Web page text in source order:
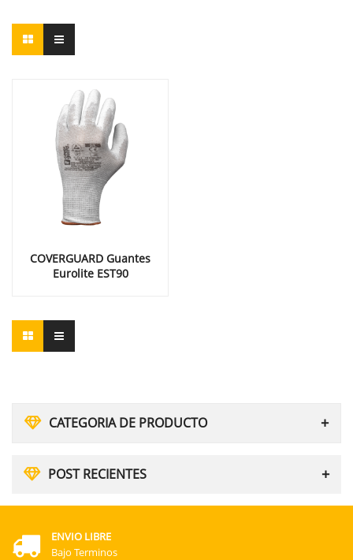
CATEGORIA DE PRODUCTO
POST RECIENTES
COVERGUARD Guantes
Eurolite EST90
ENVIO LIBRE
Bajo Terminos